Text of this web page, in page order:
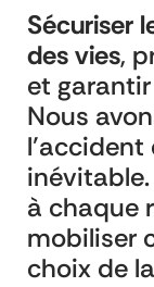
Sécuriser
des vies,
et garantir
Nous
l’accident
à chaque
mobiliser
choix de